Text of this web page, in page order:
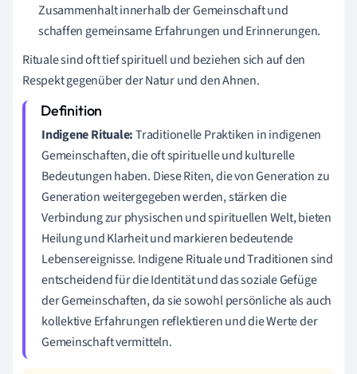
Zusammenhalt innerhalb der Gemeinschaft und
schaffen gemeinsame Erfahrungen und Erinnerungen.
Rituale sind oft tief spirituell und beziehen sich auf den
Respekt gegenüber der Natur und den Ahnen.
Indigene Rituale:Traditionelle Praktiken in indigenen
Gemeinschaften, die oft spirituelle und kulturelle
Bedeutungen haben. Diese Riten, die von Generation zu
Generation weitergegeben werden, stärken die
Verbindung zur physischen und spirituellen Welt, bieten
Heilung und Klarheit und markieren bedeutende
Lebensereignisse. Indigene Rituale und Traditionen sind
entscheidend für die Identität und das soziale Gefüge
der Gemeinschaften, da sie sowohl persönliche als auch
kollektive Erfahrungen reflektieren und die Werte der
Gemeinschaft vermitteln.